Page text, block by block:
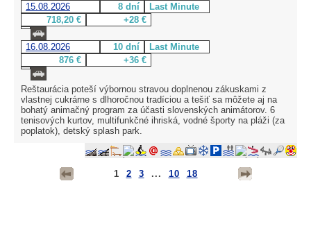
15.08.2026 8 dní
Last Minute
718,20 €
+28 €
16.08.2026 10 dní
Last Minute
876 €
+36 €
Reštaurácia poteší výbornou stravou doplnenou zákuskami z
vlastnej cukrárne s dlhoročnou tradíciou a tešiť sa môžete aj na
bohatý animačný program za účasti slovenských animátorov. 6
tenisových kurtov, multifunkčné ihriská, vodné športy na pláži (za
poplatok), detský splash park.
1 2 3 ... 10 18